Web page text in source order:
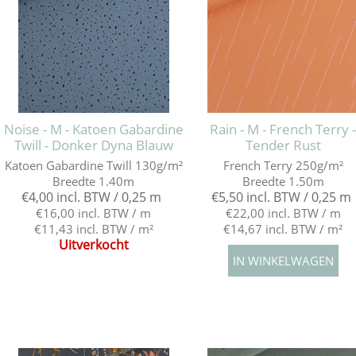
Noise - M - Katoen Gabardine
Twill - Donker Dyna Blauw
Katoen Gabardine Twill 130g/m²
Breedte 1.40m
€4,00 incl. BTW / 0,25 m
€16,00 incl. BTW / m
€11,43 incl. BTW / m²
Uitverkocht
Rain - M - French Terry -
Tender Rust
French Terry 250g/m²
Breedte 1.50m
€5,50 incl. BTW / 0,25 m
€22,00 incl. BTW / m
€14,67 incl. BTW / m²